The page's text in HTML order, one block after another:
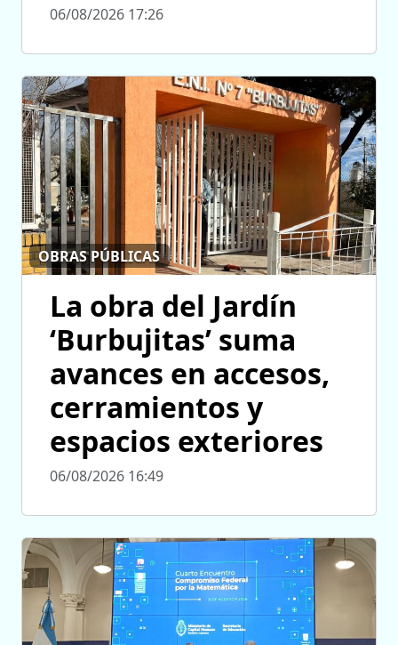
06/08/2026 17:26
OBRAS PÚBLICAS
La obra del Jardín
‘Burbujitas’ suma
avances en accesos,
cerramientos y
espacios exteriores
06/08/2026 16:49